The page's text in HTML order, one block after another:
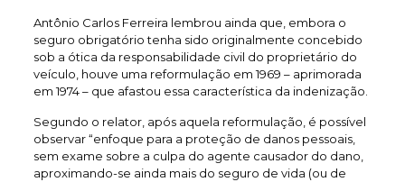
Antônio Carlos Ferreira lembrou ainda que, embora o
seguro obrigatório tenha sido originalmente concebido
sob a ótica da responsabilidade civil do proprietário do
veículo, houve uma reformulação em 1969 – aprimorada
em 1974 – que afastou essa característica da indenização.
Segundo o relator, após aquela reformulação, é possível
observar “enfoque para a proteção de danos pessoais,
sem exame sobre a culpa do agente causador do dano,
aproximando-se ainda mais do seguro de vida (ou de